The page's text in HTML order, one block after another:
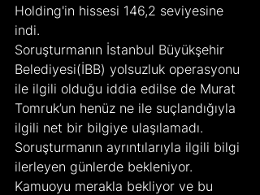
Holding'in hissesi 146,2 seviyesine
indi.
Soruşturmanın İstanbul Büyükşehir
Belediyesi(İBB) yolsuzluk operasyonu
ile ilgili olduğu iddia edilse de Murat
Tomruk’un henüz ne ile suçlandığıyla
ilgili net bir bilgiye ulaşılamadı.
Soruşturmanın ayrıntılarıyla ilgili bilgi
ilerleyen günlerde bekleniyor.
Kamuoyu merakla bekliyor ve bu